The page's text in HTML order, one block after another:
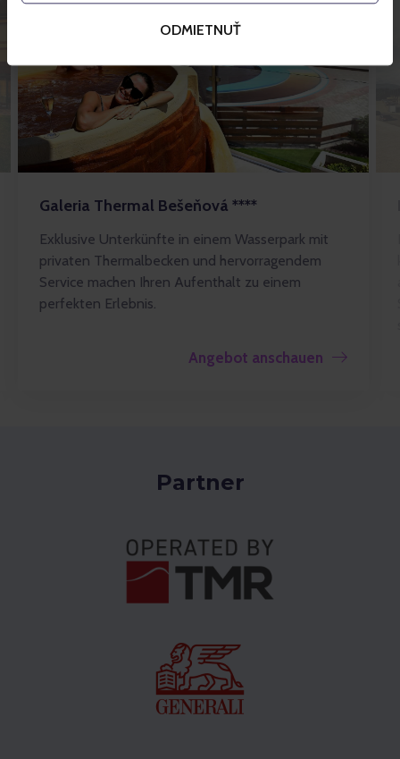
ODMIETNUŤ
Galeria Thermal Bešeňová ****
Exklusive Unterkünfte in einem Wasserpark mit
privaten Thermalbecken und hervorragendem
Service machen Ihren Aufenthalt zu einem
perfekten Erlebnis.
Angebot anschauen
Partner